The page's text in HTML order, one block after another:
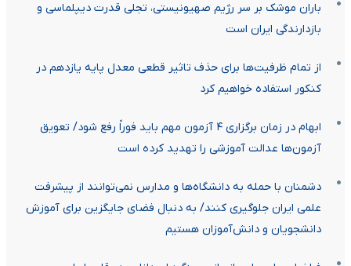
باران موشک بر سر رژیم صهیونیستی، تجلی قدرت دیپلماسی و
بازدارندگی ایران است
از تمام ظرفیت‌ها برای حذف تاثیر قطعی معدل پایه یازدهم در
کنکور استفاده خواهیم کرد
ابهام در زمان برگزاری ۴ آزمون مهم باید فوراً رفع شود/ تعویق
آزمون‌ها عدالت آموزشی را تهدید کرده است
دشمنان با حمله به دانشگاه‌ها و مدارس نمی‌توانند از پیشرفت
علمی ایران جلوگیری کنند/ به دنبال فضای جایگزین برای آموزش
دانشجویان و دانش‌آموزان هستیم